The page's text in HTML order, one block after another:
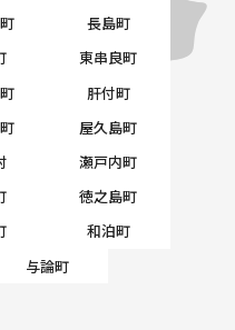
長島町
東串良町
肝付町
屋久島町
瀬戸内町
徳之島町
和泊町
与論町